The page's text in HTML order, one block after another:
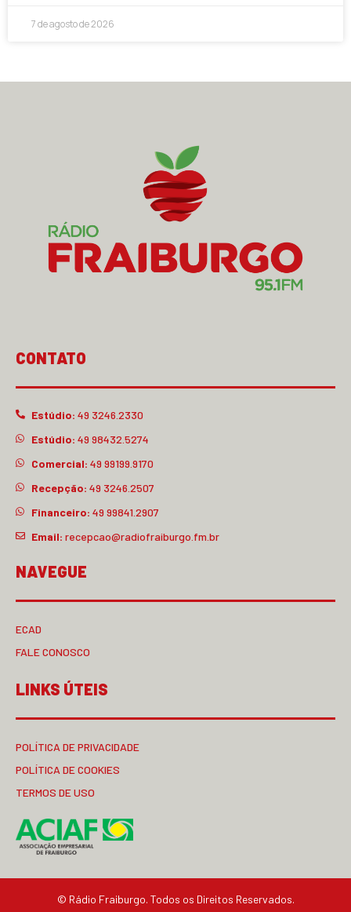
7 de agosto de 2026
CONTATO
Estúdio: 49 3246.2330
Estúdio: 49 98432.5274
Comercial: 49 99199.9170
Recepção: 49 3246.2507
Financeiro: 49 99841.2907
Email: recepcao@radiofraiburgo.fm.br
NAVEGUE
ECAD
FALE CONOSCO
LINKS ÚTEIS
POLÍTICA DE PRIVACIDADE
POLÍTICA DE COOKIES
TERMOS DE USO
© Rádio Fraiburgo. Todos os Direitos Reservados.